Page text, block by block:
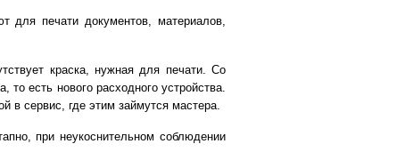
для печати документов, материалов,
краска, нужная для печати. Со
то есть нового расходного устройства.
в сервис, где этим займутся мастера.
при неукоснительном соблюдении